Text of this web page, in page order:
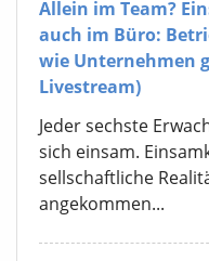
Allein im Team?
auch im Büro:
wie Unternehmen
Livestream)
Jeder sechste
sich einsam.
sellschaftliche
angekommen...